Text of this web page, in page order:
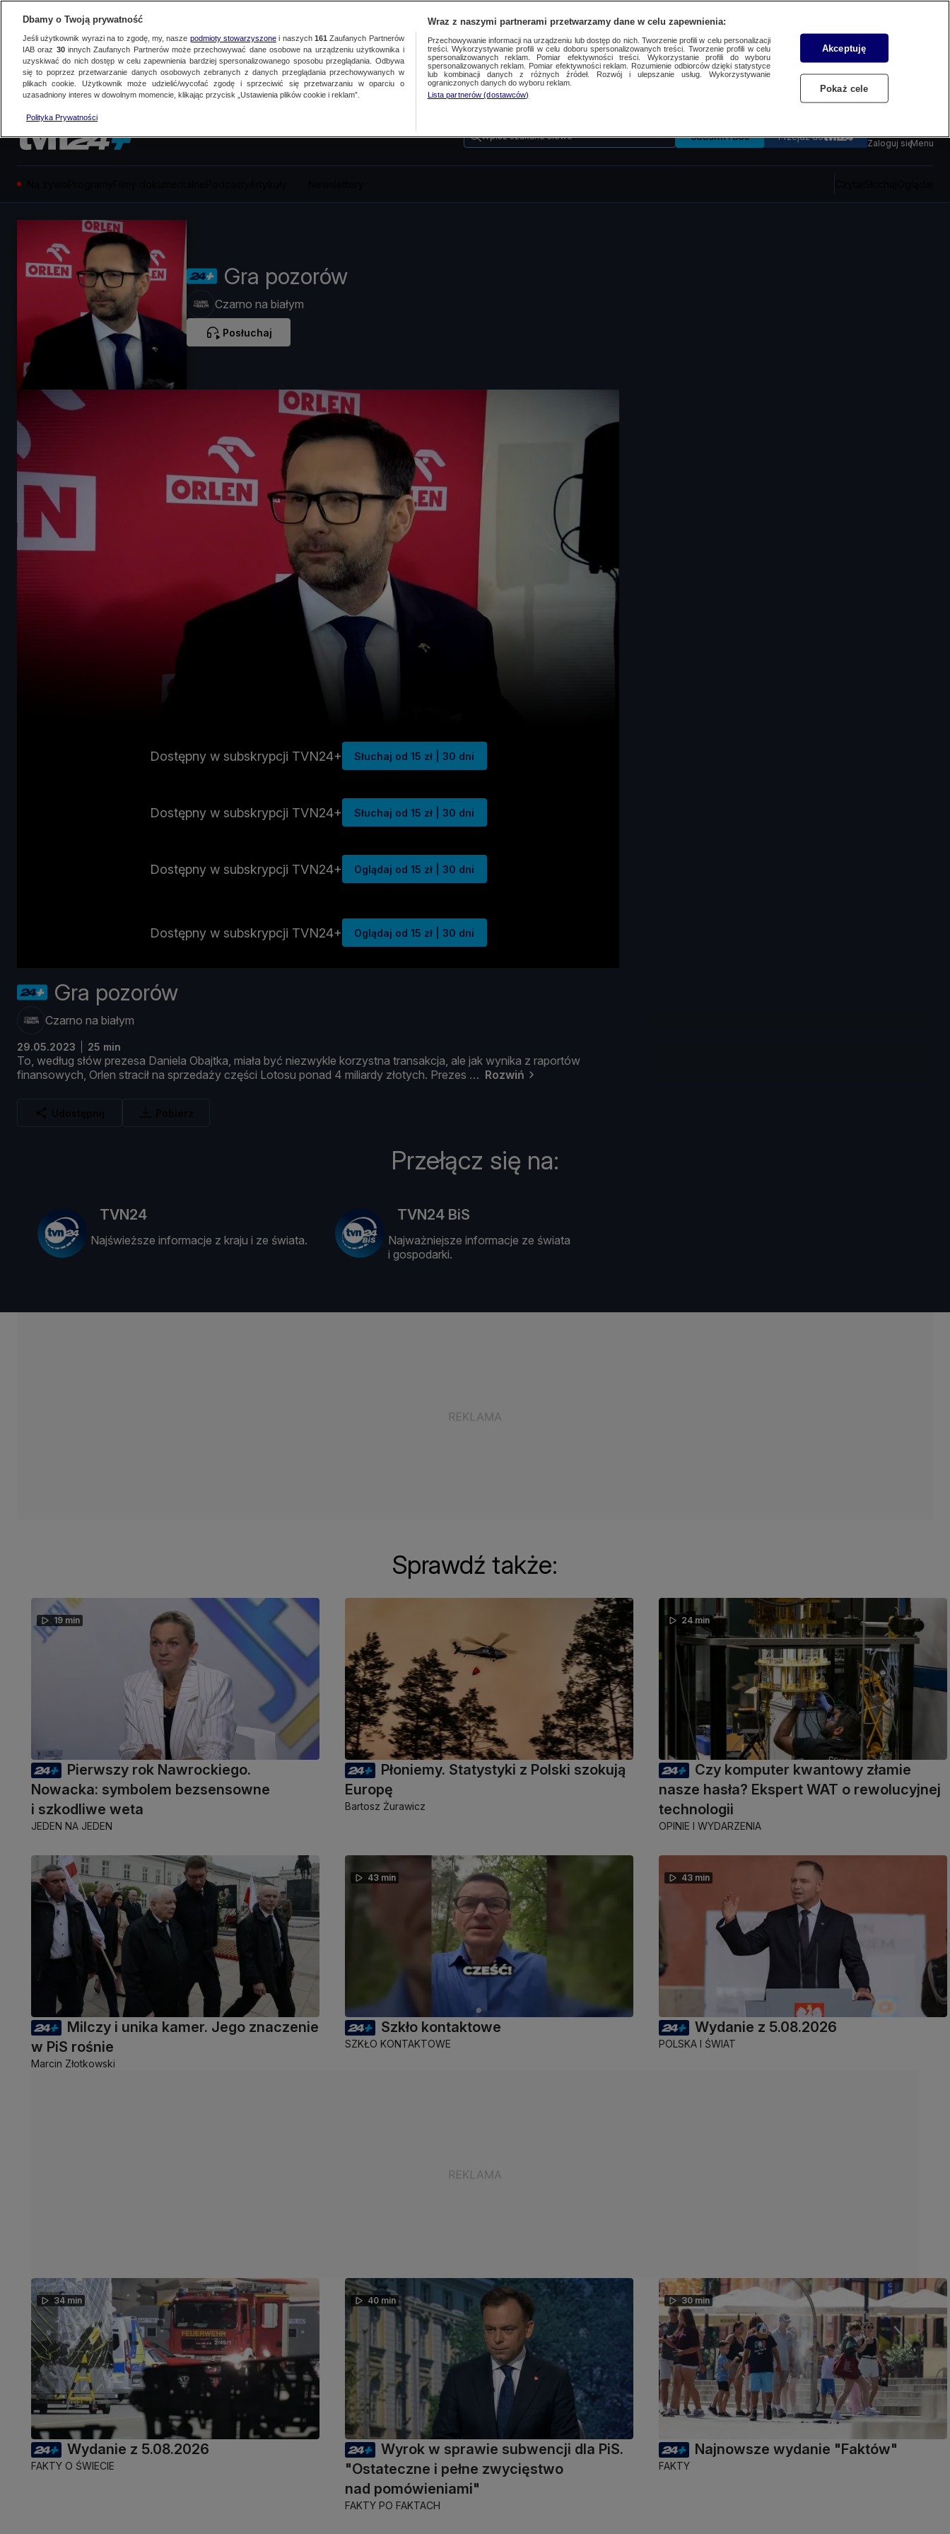
Wpisz szukane słowo SUBSKRYBUJ Przejdź do
Zaloguj sięMenu
Gra pozorów
Czarno na białym
Posłuchaj
Dostępny w subskrypcji TVN24+ Słuchaj od 15 zł | 30 dni
Dostępny w subskrypcji TVN24+ Słuchaj od 15 zł | 30 dni
Dostępny w subskrypcji TVN24+ Oglądaj od 15 zł | 30 dni
Dostępny w subskrypcji TVN24+ Oglądaj od 15 zł | 30 dni
Gra pozorów
Czarno na białym
29.05.2023 25 min
To, według słów prezesa Daniela Obajtka, miała być niezwykle korzystna transakcja, ale jak wynika z raportów
finansowych, Orlen stracił na sprzedaży części Lotosu ponad 4 miliardy złotych. Prezes Rozwiń
Przełącz się na:
TVN24
Najświeższe informacje z kraju i ze świata.
TVN24 BiS
Najważniejsze informacje ze świata
i gospodarki.
Sprawdź także:
19 min
Pierwszy rok Nawrockiego.
Nowacka: symbolem bezsensowne
i szkodliwe weta
JEDEN NA JEDEN
Płoniemy. Statystyki z Polski szokują
Europę
Bartosz Żurawicz
24 min
Czy komputer kwantowy złamie
nasze hasła? Ekspert WAT o rewolucyjnej
technologii
OPINIE I WYDARZENIA
Milczy i unika kamer. Jego znaczenie
w PiS rośnie
Marcin Złotkowski
43 min
Szkło kontaktowe
SZKŁO KONTAKTOWE
43 min
Wydanie z 5.08.2026
POLSKA I ŚWIAT
34 min
Wydanie z 5.08.2026
FAKTY O ŚWIECIE
40 min
Wyrok w sprawie subwencji dla PiS.
"Ostateczne i pełne zwycięstwo
nad pomówieniami"
FAKTY PO FAKTACH
30 min
Najnowsze wydanie "Faktów"
FAKTY
Dbamy o Twoją prywatność
Jeśli użytkownik wyrazi na to zgodę, my, nasze podmioty stowarzyszonei naszych 161 Zaufanych Partnerów
IAB oraz 30innych Zaufanych Partnerów może przechowywać dane osobowe na urządzeniu użytkownika i
uzyskiwać do nich dostęp w celu zapewnienia bardziej spersonalizowanego sposobu przeglądania. Odbywa
się to poprzez przetwarzanie danych osobowych zebranych z danych przeglądania przechowywanych w
plikach cookie. Użytkownik może udzielić/wycofać zgodę i sprzeciwić się przetwarzaniu w oparciu o
uzasadniony interes w dowolnym momencie, klikając przycisk „Ustawienia plików cookie i reklam”.
Polityka Prywatności
Wraz z naszymi partnerami przetwarzamy dane w celu zapewnienia:
Przechowywanie informacji na urządzeniu lub dostęp do nich. Tworzenie profili w celu personalizacji
treści. Wykorzystywanie profili w celu doboru spersonalizowanych treści. Tworzenie profili w celu
spersonalizowanych reklam. Pomiar efektywności treści. Wykorzystanie profili do wyboru
spersonalizowanych reklam. Pomiar efektywności reklam. Rozumienie odbiorców dzięki statystyce
lub kombinacji danych z różnych źródeł. Rozwój i ulepszanie usług. Wykorzystywanie
ograniczonych danych do wyboru reklam.
Lista partnerów (dostawców)
Akceptuję
Pokaż cele